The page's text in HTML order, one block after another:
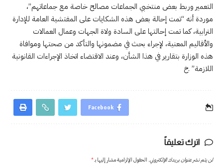
التعمير وربط بعض منتخبي الجماعات مصالح خاصة مع جماعاتهم”،
موردة أنه “تمت إحالة بعض هذه الشكايات على المفتشية العامة للإدارة
الترابية، كما تمت إحالتها على السادة ولاة الجهات وعمال العمالات
والأقاليم المعنية، لإجراء بحث في مضمونها والتأكد من صحتها وموافاة
هذه الوزارة بتقارير في هذا الشأن، وعند الاقتضاء اتخاذ الإجراءات القانونية
اللازمة” .خ
Facebook
اترك تعليقاً
لن يتم نشر عنوان بريدك الإلكتروني. الحقول الإلزامية مشار إليها بـ*